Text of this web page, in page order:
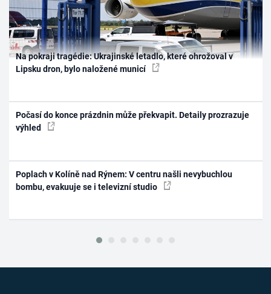
Na pokraji tragédie: Ukrajinské letadlo, které ohrožoval v
Lipsku dron, bylo naložené municí
Počasí do konce prázdnin může překvapit. Detaily prozrazuje
výhled
Poplach v Kolíně nad Rýnem: V centru našli nevybuchlou
bombu, evakuuje se i televizní studio